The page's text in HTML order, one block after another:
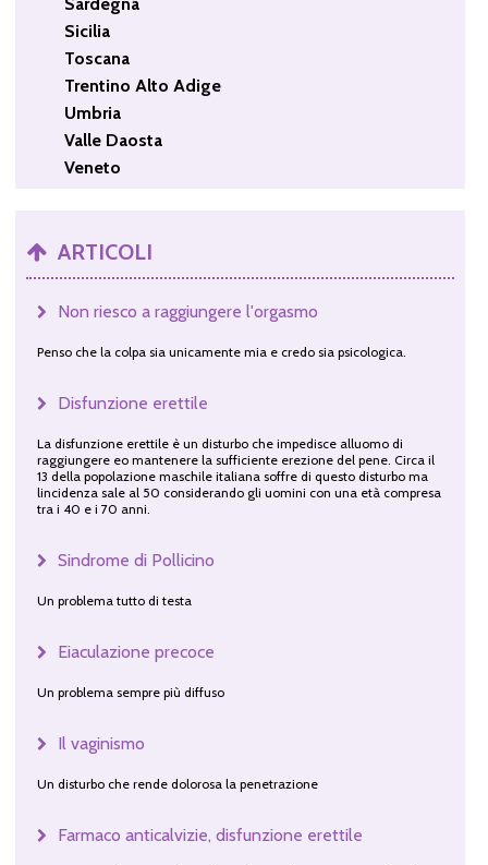
Sicilia
Toscana
Trentino Alto Adige
Umbria
Valle Daosta
Veneto
ARTICOLI
Non riesco a raggiungere l'orgasmo
Penso che la colpa sia unicamente mia e credo sia psicologica.
Disfunzione erettile
La disfunzione erettile è un disturbo che impedisce alluomo di
raggiungere eo mantenere la sufficiente erezione del pene. Circa il
13 della popolazione maschile italiana soffre di questo disturbo ma
lincidenza sale al 50 considerando gli uomini con una età compresa
tra i 40 e i 70 anni.
Sindrome di Pollicino
Un problema tutto di testa
Eiaculazione precoce
Un problema sempre più diffuso
Il vaginismo
Un disturbo che rende dolorosa la penetrazione
Farmaco anticalvizie, disfunzione erettile